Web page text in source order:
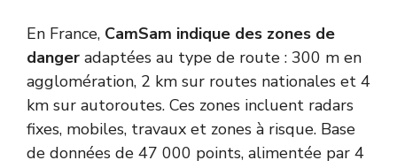
En France, CamSam indique des zones de
danger adaptées au type de route : 300 m en
agglomération, 2 km sur routes nationales et 4
km sur autoroutes. Ces zones incluent radars
fixes, mobiles, travaux et zones à risque. Base
de données de 47 000 points, alimentée par 4